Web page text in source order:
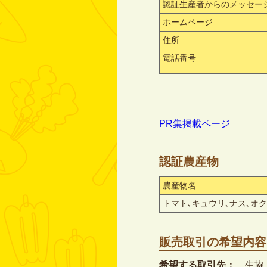
認証生産者からのメッセー
ホームページ
住所
電話番号
PR集掲載ページ
認証農産物
農産物名
トマト､キュウリ､ナス､オ
販売取引の希望内容
希望する取引先： 生